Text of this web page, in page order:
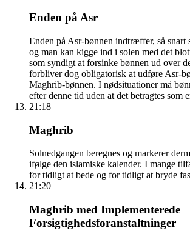
Enden på Asr
Enden på Asr-bønnen indtræffer, så snart
og man kan kigge ind i solen med det
som syndigt at forsinke bønnen ud over
forbliver dog obligatorisk at udføre Asr-
Maghrib-bønnen. I nødsituationer må
efter denne tid uden at det betragtes som
21:18
Maghrib
Solnedgangen beregnes og markerer
ifølge den islamiske kalender. I mange
for tidligt at bede og for tidligt at bryde
21:20
Maghrib med Implementerede
Forsigtighedsforanstaltninger